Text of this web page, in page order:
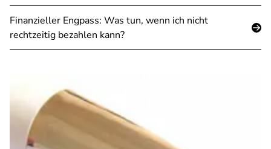
Finanzieller Engpass: Was tun, wenn ich nicht
rechtzeitig bezahlen kann?